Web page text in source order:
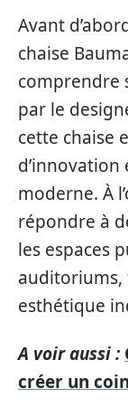
Avant
chaise
comprendre
par le
cette chaise
moderne. À
répondre à
les espaces
esthétique
A voir aussi :
créer un